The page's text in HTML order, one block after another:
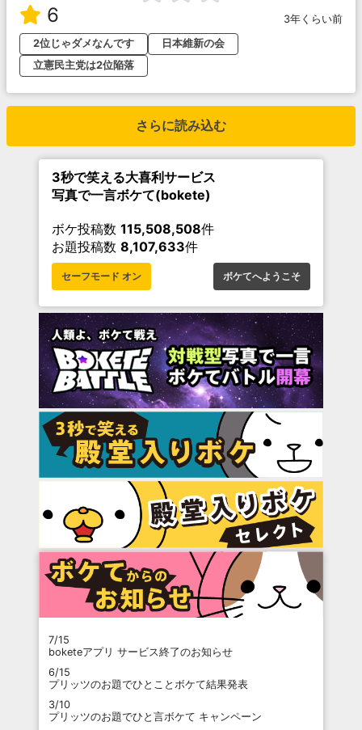
6
3年くらい前
2位じゃダメなんです
日本維新の会
立憲民主党は2位陥落
さらに読み込む
3秒で笑える大喜利サービス
写真で一言ボケて(bokete)
ボケ投稿数 115,508,508件
お題投稿数 8,107,633件
セーフモード オン ボケてへようこそ
7/15
boketeアプリ サービス終了のお知らせ
6/15
プリッツのお題でひとことボケて結果発表
3/10
プリッツのお題でひと言ボケて キャンペーン